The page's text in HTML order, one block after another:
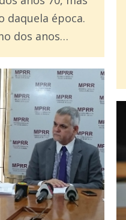
daquela época.
dos anos…